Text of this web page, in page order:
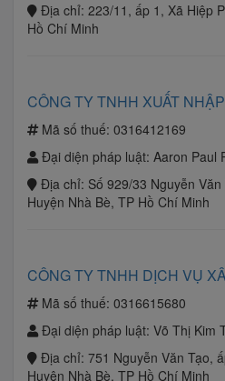
Địa chỉ: 223/11, ấp 1, Xã Hiệp
Hồ Chí Minh
CÔNG TY TNHH XUẤT
Mã số thuế: 0316412169
Đại diện pháp luật: Aaron Paul
Địa chỉ: Số 929/33 Nguyễn
Huyện Nhà Bè, TP Hồ Chí Minh
CÔNG TY TNHH DỊCH VỤ
Mã số thuế: 0316615680
Đại diện pháp luật: Võ Thị Kim
Địa chỉ: 751 Nguyễn Văn Tạo,
Huyện Nhà Bè, TP Hồ Chí Minh